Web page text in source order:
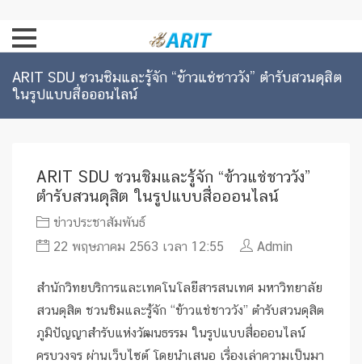
ARIT SDU ชวนชิมและรู้จัก “ข้าวแช่ชาววัง” ตำรับสวนดุสิต
ในรูปแบบสื่อออนไลน์
ARIT SDU ชวนชิมและรู้จัก “ข้าวแช่ชาววัง”
ตำรับสวนดุสิต ในรูปแบบสื่อออนไลน์
ข่าวประชาสัมพันธ์
22 พฤษภาคม 2563 เวลา 12:55
Admin
สำนักวิทยบริการและเทคโนโลยีสารสนเทศ มหาวิทยาลัย
สวนดุสิต ชวนชิมและรู้จัก “ข้าวแช่ชาววัง” ตำรับสวนดุสิต
ภูมิปัญญาสำรับแห่งวัฒนธรรม ในรูปแบบสื่อออนไลน์
ครบวงจร ผ่านเว็บไซต์ โดยนำเสนอ เรื่องเล่าความเป็นมา